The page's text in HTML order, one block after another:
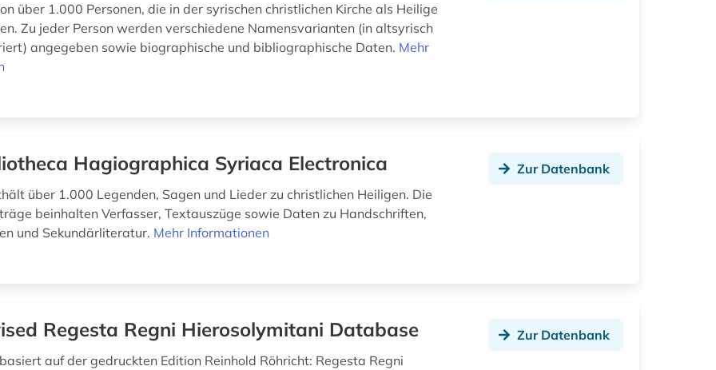
über 1.000 Personen, die in der syrischen christlichen Kirche als Heilige
Zu jeder Person werden verschiedene Namensvarianten (in altsyrisch
angegeben sowie biographische und bibliographische Daten. Mehr
Hagiographica Syriaca Electronica
über 1.000 Legenden, Sagen und Lieder zu christlichen Heiligen. Die
beinhalten Verfasser, Textauszüge sowie Daten zu Handschriften,
und Sekundärliteratur. Mehr Informationen
Zur Datenbank
Regesta Regni Hierosolymitani Database
auf der gedruckten Edition Reinhold Röhricht: Regesta Regni
Zur Datenbank